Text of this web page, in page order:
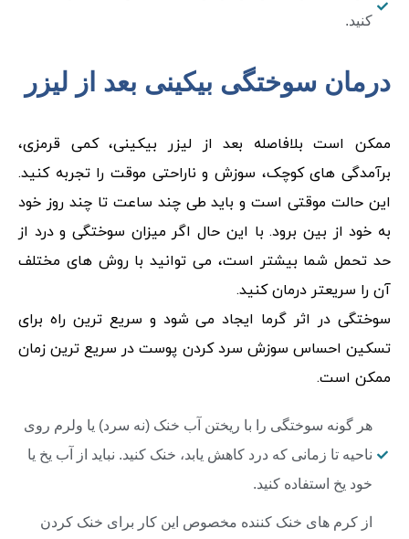
کنید.
درمان سوختگی بیکینی بعد از لیزر
ممکن است بلافاصله بعد از لیزر بیکینی، کمی قرمزی،
برآمدگی های کوچک، سوزش و ناراحتی موقت را تجربه کنید.
این حالت موقتی است و باید طی چند ساعت تا چند روز خود
به خود از بین برود. با این حال اگر میزان سوختگی و درد از
حد تحمل شما بیشتر است، می توانید با روش های مختلف
آن را سریعتر درمان کنید.
سوختگی در اثر گرما ایجاد می شود و سریع ترین راه برای
تسکین احساس سوزش سرد کردن پوست در سریع ترین زمان
ممکن است.
هر گونه سوختگی را با ریختن آب خنک (نه سرد) یا ولرم روی
ناحیه تا زمانی که درد کاهش یابد، خنک کنید. نباید از آب یخ یا
خود یخ استفاده کنید.
از کرم های خنک کننده مخصوص این کار برای خنک کردن